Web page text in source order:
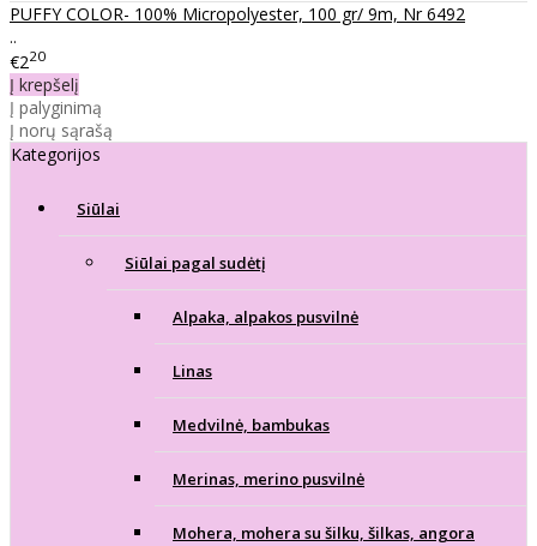
PUFFY COLOR- 100% Micropolyester, 100 gr/ 9m, Nr 6492
..
€220
Į krepšelį
Į palyginimą
Į norų sąrašą
Kategorijos
Siūlai
Siūlai pagal sudėtį
Alpaka, alpakos pusvilnė
Linas
Medvilnė, bambukas
Merinas, merino pusvilnė
Mohera, mohera su šilku, šilkas, angora